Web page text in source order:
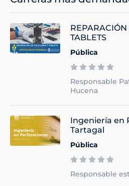
TABLETS
Pública
Responsable
Hucena
Ingeniería en
Tartagal
Pública
Responsable